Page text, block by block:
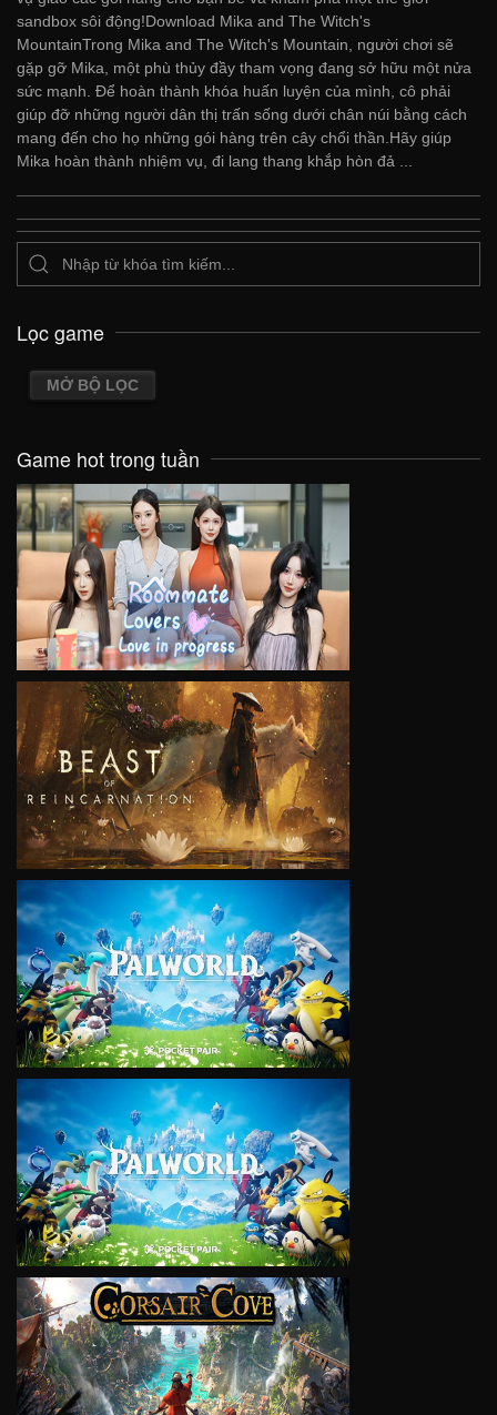
sandbox sôi động!Download Mika and The Witch's
MountainTrong Mika and The Witch's Mountain, người chơi sẽ
gặp gỡ Mika, một phù thủy đầy tham vọng đang sở hữu một nửa
sức mạnh. Để hoàn thành khóa huấn luyện của mình, cô phải
giúp đỡ những người dân thị trấn sống dưới chân núi bằng cách
mang đến cho họ những gói hàng trên cây chổi thần.Hãy giúp
Mika hoàn thành nhiệm vụ, đi lang thang khắp hòn đả ...
Lọc game
MỞ BỘ LỌC
Game hot trong tuần
VIEW
VIEW
VIEW
VIEW
VIEW